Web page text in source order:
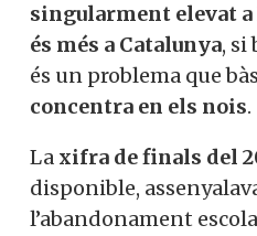
singularment elevat a
és més a Catalunya, si
és un problema que
concentra en els nois.
La xifra de finals del
disponible,
l’abandonament